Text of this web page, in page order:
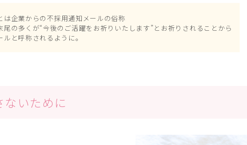
は企業からの不採用通知メールの俗称
尾の多くが“今後のご活躍をお祈りいたします”とお祈りされることから
と呼称されるように。
いために